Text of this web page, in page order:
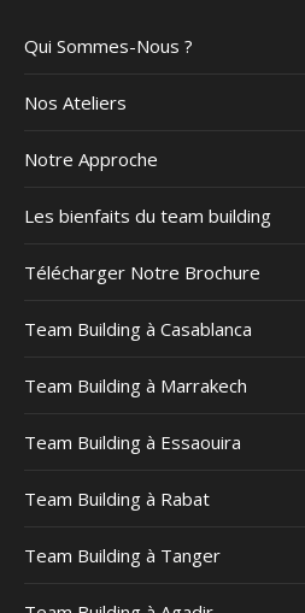
Qui Sommes-Nous ?
Nos Ateliers
Notre Approche
Les bienfaits du team building
Télécharger Notre Brochure
Team Building à Casablanca
Team Building à Marrakech
Team Building à Essaouira
Team Building à Rabat
Team Building à Tanger